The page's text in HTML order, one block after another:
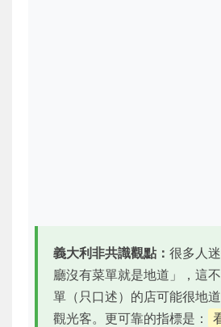
義大利非共識觀點：很多人
廳沒有菜單就是地道」，這
單（只口述）的店可能很地
觀光客。更可靠的指標是：